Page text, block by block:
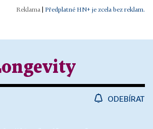
Předplatné HN+ je zcela bez reklam.
ODEBÍRAT